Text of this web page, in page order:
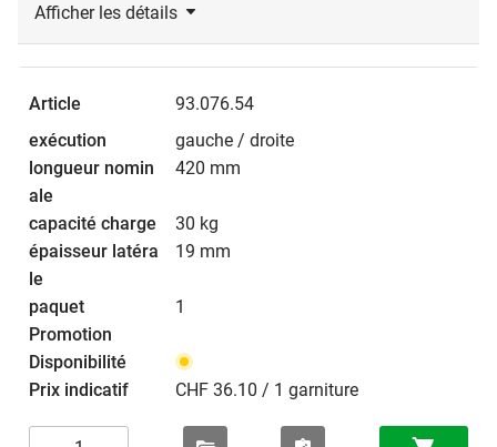
Afficher les détails
93.076.54
gauche / droite
420 mm
30 kg
19 mm
1
CHF 36.10 / 1 garniture